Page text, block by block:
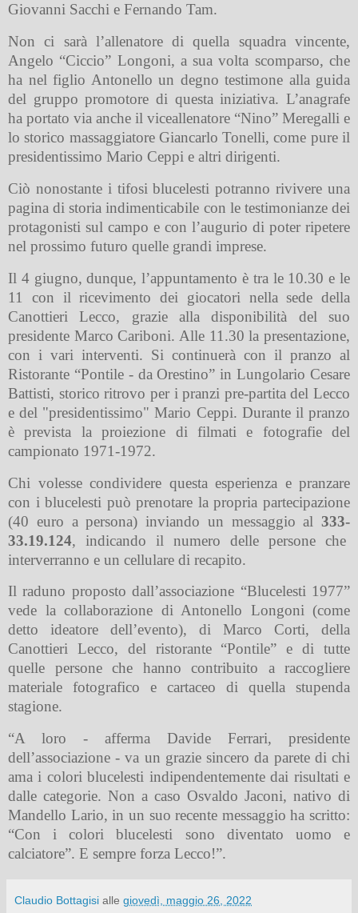
Giovanni Sacchi e Fernando Tam.
Non ci sarà l’allenatore di quella squadra vincente,
Angelo “Ciccio” Longoni, a sua volta scomparso, che
ha nel figlio Antonello un degno testimone alla guida
del gruppo promotoredi questa iniziativa. L’anagrafe
ha portato via anche il viceallenatore “Nino” Meregalli e
lo storico massaggiatore Giancarlo Tonelli, come pure il
presidentissimo Mario Ceppi e altri dirigenti.
Ciò nonostante i tifosi blucelesti potranno rivivere una
pagina di storia indimenticabile con le testimonianze dei
protagonisti sul campo e con l’augurio di poter ripetere
nel prossimo futuro quelle grandi imprese.
Il 4 giugno, dunque, l’appuntamento è tra le 10.30 e le
11 con il ricevimento dei giocatori nella sede della
Canottieri Lecco, grazie alla disponibilità del suo
presidente Marco Cariboni. Alle 11.30 la presentazione,
con i vari interventi. Si continuerà con il pranzo al
Ristorante “Pontile - da Orestino” in Lungolario Cesare
Battisti, storico ritrovo per i pranzi pre-partita del Lecco
e del "presidentissimo" Mario Ceppi. Durante il pranzo
è prevista la proiezione di filmati e fotografie del
campionato 1971-1972.
Chi volesse condividere questa esperienza e pranzare
con i blucelesti può prenotare la propria partecipazione
(40 euro a persona) inviando un messaggio al 333-
33.19.124, indicando il numero delle persone che
interverranno e un cellulare di recapito.
Il raduno proposto dall’associazione “Blucelesti 1977”
vede la collaborazione di Antonello Longoni (come
detto ideatore dell’evento), di Marco
Corti, della
Canottieri Lecco, del ristorante “Pontile” e di tutte
quelle persone che hanno contribuito
a raccogliere
materiale fotografico e cartaceo di quella stupenda
stagione.
“A loro - afferma Davide Ferrari, presidente
dell’associazione - va un grazie sincero da parete di chi
ama i colori blucelesti indipendentemente dai risultati e
dalle categorie. Non a caso Osvaldo Jaconi, nativo di
Mandello Lario, in un suo recente messaggio ha scritto:
“Con i colori blucelesti sono diventato uomo e
calciatore”. E sempre forza Lecco!”.
Claudio Bottagisi alle giovedì, maggio 26, 2022